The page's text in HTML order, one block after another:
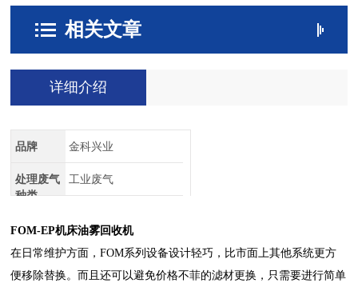
相关文章
详细介绍
品牌 金科兴业
处理废气
种类
工业废气
FOM-EP机床油雾回收机
在日常维护方面，FOM系列设备设计轻巧，比市面上其他系统更方
便移除替换。而且还可以避免价格不菲的滤材更换，只需要进行简单